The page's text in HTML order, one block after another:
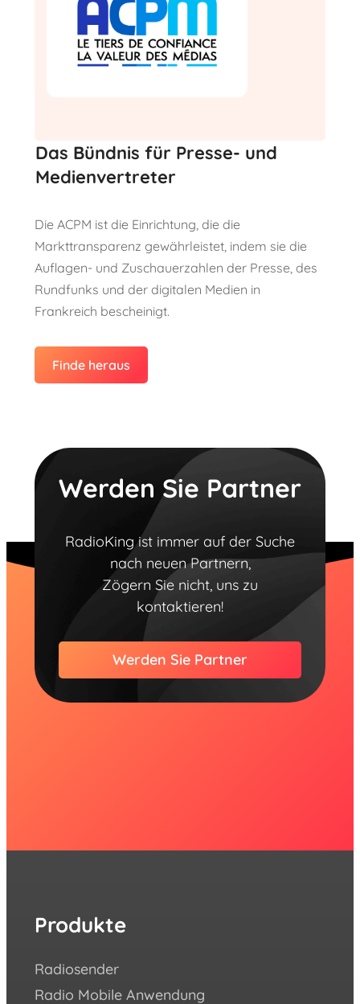
Das Bündnis für Presse- und
Medienvertreter
Die ACPM ist die Einrichtung, die die
Markttransparenz gewährleistet, indem sie die
Auflagen- und Zuschauerzahlen der Presse, des
Rundfunks und der digitalen Medien in
Frankreich bescheinigt.
Finde heraus
Werden Sie Partner
RadioKing ist immer auf der Suche
nach neuen Partnern,
Zögern Sie nicht, uns zu
kontaktieren!
Werden Sie Partner
Produkte
Radiosender
Radio Mobile Anwendung